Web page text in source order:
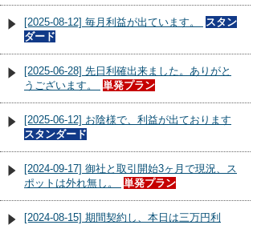
[2025-08-12] 毎月利益が出ています。
スタン
ダード
[2025-06-28] 先日利確出来ました。ありがと
うございます。
単発プラン
[2025-06-12] お陰様で、利益が出ております
スタンダード
[2024-09-17] 御社と取引開始3ヶ月で現況、ス
ポットは外れ無し。
単発プラン
[2024-08-15] 期間契約し、本日は三万円利